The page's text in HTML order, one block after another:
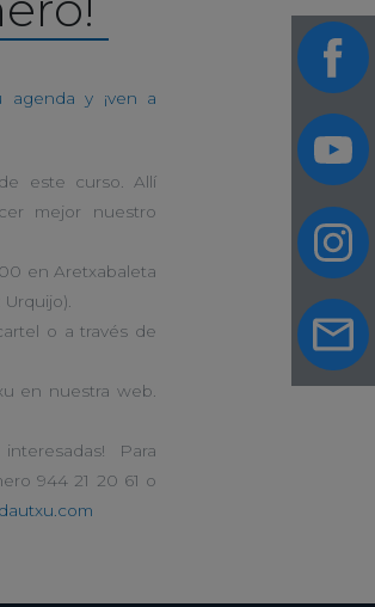
y ¡ven a
este curso. Allí
mejor nuestro
en Aretxabaleta
o a través de
en nuestra web.
Para
944 21 20 61 o